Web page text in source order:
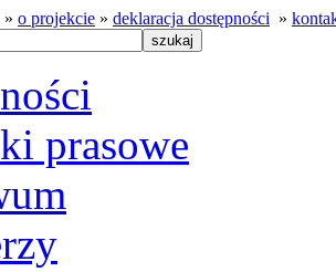
» o projekcie » deklaracja dostępności »
prasowe